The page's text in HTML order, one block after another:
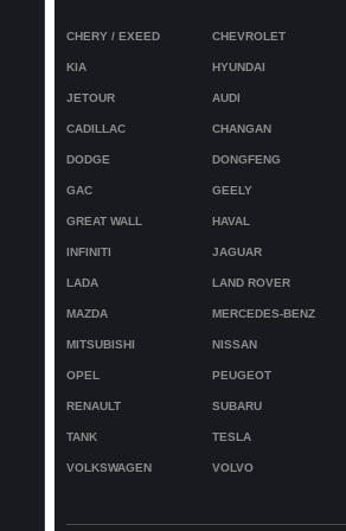
4. Обувь с жестким каблуком.
CHERY / EXEED CHEVROLET
KIA HYUNDAI
JETOUR AUDI
CADILLAC CHANGAN
DODGE DONGFENG
GAC GEELY
GREAT WALL HAVAL
INFINITI JAGUAR
LADA LAND ROVER
MAZDA MERCEDES-BENZ
MITSUBISHI NISSAN
OPEL PEUGEOT
RENAULT SUBARU
TANK TESLA
VOLKSWAGEN VOLVO